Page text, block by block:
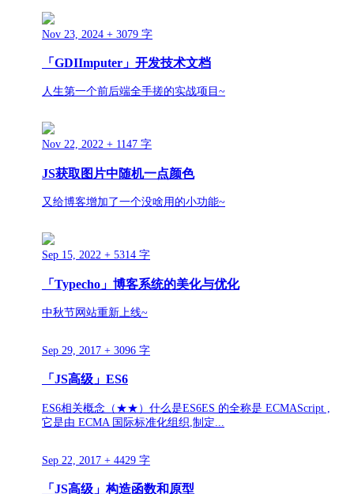
Nov 23, 2024 + 3079 字
「GDIImputer」开发技术文档
人生第一个前后端全手搓的实战项目~
Nov 22, 2022 + 1147 字
JS获取图片中随机一点颜色
又给博客增加了一个没啥用的小功能~
Sep 15, 2022 + 5314 字
「Typecho」博客系统的美化与优化
中秋节网站重新上线~
Sep 29, 2017 + 3096 字
「JS高级」ES6
ES6相关概念（★★）什么是ES6ES 的全称是 ECMAScript ,
它是由 ECMA 国际标准化组织,制定...
Sep 22, 2017 + 4429 字
「JS高级」构造函数和原型